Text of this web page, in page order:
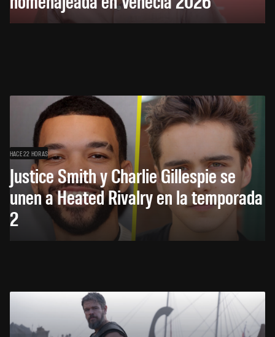
HACE 22 HORAS
Justice Smith y Charlie Gillespie se
unen a Heated Rivalry en la temporada
2